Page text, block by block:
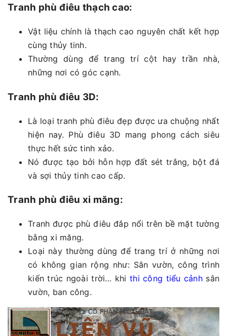
Tranh phù điêu thạch cao:
Vật liệu chính là thạch cao nguyên chất kết hợp
cùng thủy tinh.
Thường dùng để trang trí cột hay trần nhà,
những nơi có góc cạnh.
Tranh phù điêu 3D:
Là loại tranh phù điêu đẹp được ưa chuộng nhất
hiện nay. Phù điêu 3D mang phong cách siêu
thực hết sức tinh xảo.
Nó được tạo bởi hỗn hợp đất sét trắng, bột đá
và sợi thủy tinh cao cấp.
Tranh phù điêu xi măng:
Tranh được phù điêu đắp nổi trên bề mặt tường
bằng xi măng.
Loại này thường dùng để trang trí ở những nơi
có không gian rộng như: Sân vườn, công trình
kiến trúc ngoài trời… khithi công tiểu cảnhsân
vườn, ban công.